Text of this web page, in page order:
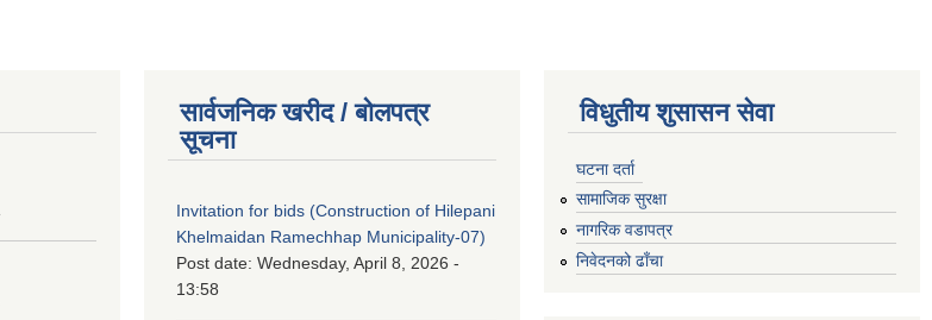
सार्वजनिक खरीद / बोलपत्र
सूचना
Invitation for bids (Construction of Hilepani
Khelmaidan Ramechhap Municipality-07)
Post date: Wednesday, April 8, 2026 -
13:58
विधुतीय शुसासन सेवा
घटना दर्ता
सामाजिक सुरक्षा
नागरिक वडापत्र
निवेदनको ढाँचा